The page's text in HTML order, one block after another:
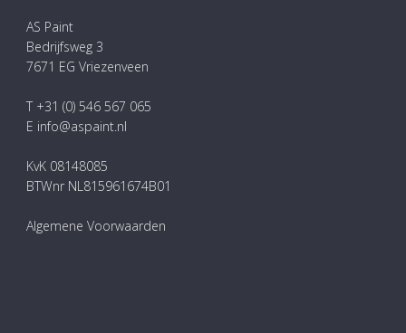
AS Paint
Bedrijfsweg 3
7671 EG Vriezenveen
T +31 (0) 546 567 065
E info@aspaint.nl
KvK 08148085
BTWnr NL815961674B01
Algemene Voorwaarden